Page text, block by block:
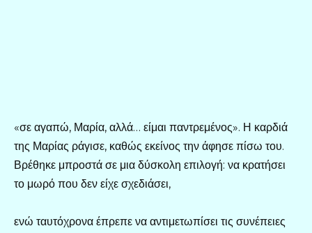
«σε αγαπώ, Μαρία, αλλά… είμαι παντρεμένος». Η καρδιά
της Μαρίας ράγισε, καθώς εκείνος την άφησε πίσω του.
Βρέθηκε μπροστά σε μια δύσκολη επιλογή: να κρατήσει
το μωρό που δεν είχε σχεδιάσει,
ενώ ταυτόχρονα έπρεπε να αντιμετωπίσει τις συνέπειες